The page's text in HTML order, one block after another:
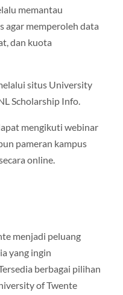
memantau
agar memperoleh data
dan kuota
situs University
Scholarship Info.
mengikuti webinar
pameran kampus
online.
menjadi peluang
yang ingin
berbagai pilihan
of Twente